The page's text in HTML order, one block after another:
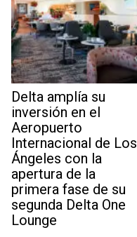
Delta amplía su
inversión en el
Aeropuerto
Internacional de Los
Ángeles con la
apertura de la
primera fase de su
segunda Delta One
Lounge